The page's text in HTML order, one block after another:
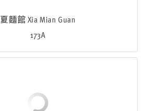
夏麵館 Xia Mian Guan
173A